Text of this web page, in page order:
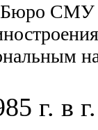
СМУ
г. в